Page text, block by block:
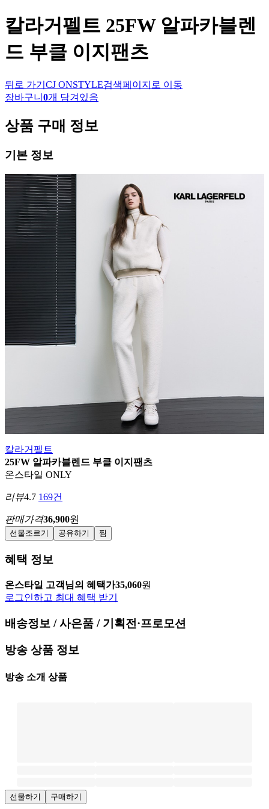
칼라거펠트 25FW 알파카블렌
드 부클 이지팬츠
뒤로 가기 CJ ONSTYLE검색페이지로 이동
장바구니 0개 담겨있음
상품 구매 정보
기본 정보
칼라거펠트
25FW 알파카블렌드 부클 이지팬츠
온스타일 ONLY
리뷰4.7 169건
판매가격36,900원
선물조르기 공유하기 찜
혜택 정보
온스타일 고객님의 혜택가35,060원
로그인하고 최대 혜택 받기
배송정보 / 사은품 / 기획전·프로모션
방송 상품 정보
방송 소개 상품
선물하기 구매하기